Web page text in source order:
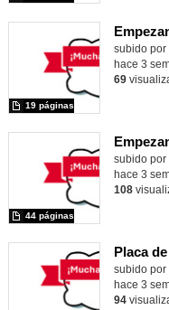
Contenido
subido por
19 páginas
hace 3
69
Contenido
subido por
44 páginas
hace 3
108
Placa
Contenido
subido por
hace 3
94